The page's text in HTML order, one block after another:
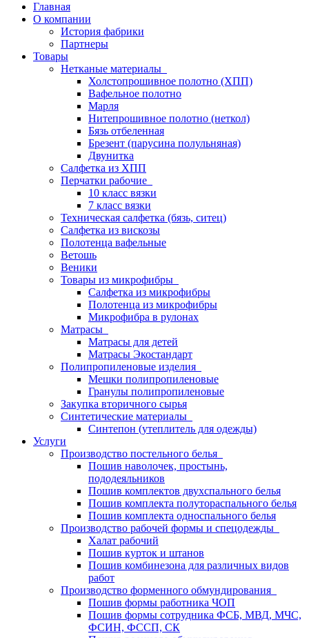
Главная
О компании
История фабрики
Партнеры
Товары
Нетканые материалы
Холстопрошивное полотно (ХПП)
Вафельное полотно
Марля
Нитепрошивное полотно (неткол)
Бязь отбеленная
Брезент (парусина полульняная)
Двунитка
Салфетка из ХПП
Перчатки рабочие
10 класс вязки
7 класс вязки
Техническая салфетка (бязь, ситец)
Салфетка из вискозы
Полотенца вафельные
Ветошь
Веники
Товары из микрофибры
Салфетка из микрофибры
Полотенца из микрофибры
Микрофибра в рулонах
Матрасы
Матрасы для детей
Матрасы Экостандарт
Полипропиленовые изделия
Мешки полипропиленовые
Гранулы полипропиленовые
Закупка вторичного сырья
Синтетические материалы
Синтепон (утеплитель для одежды)
Услуги
Производство постельного белья
Пошив наволочек, простынь,
пододеяльников
Пошив комплектов двухспального белья
Пошив комплекта полутораспального белья
Пошив комплекта односпального белья
Производство рабочей формы и спецодежды
Халат рабочий
Пошив курток и штанов
Пошив комбинезона для различных видов
работ
Производство форменного обмундирования
Пошив формы работника ЧОП
Пошив формы сотрудника ФСБ, МВД, МЧС,
ФСИН, ФССП, СК